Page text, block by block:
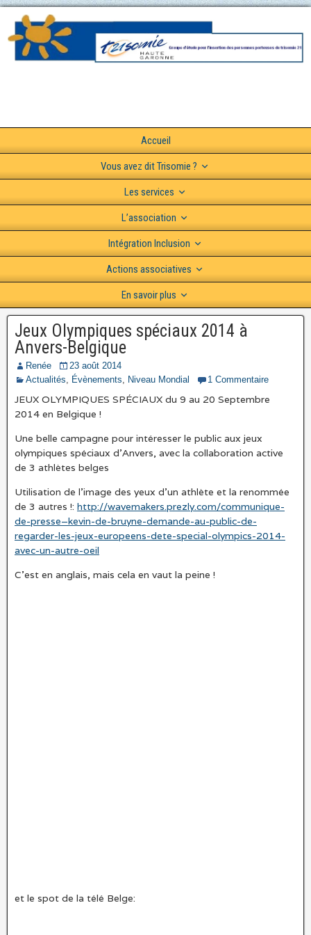
Accueil
Vous avez dit Trisomie ?
Les services
L’association
Intégration Inclusion
Actions associatives
En savoir plus
Jeux Olympiques spéciaux 2014 à
Anvers-Belgique
Renée
23 août 2014
Actualités, Évènements, Niveau Mondial 1 Commentaire
JEUX OLYMPIQUES SPÉCIAUX du 9 au 20 Septembre
2014 en Belgique !
Une belle campagne pour intéresser le public aux jeux
olympiques spéciaux d’Anvers, avec la collaboration active
de 3 athlètes belges
Utilisation de l’image des yeux d’un athlète et la renommée
de 3 autres !: http://wavemakers.prezly.com/communique-
de-presse–kevin-de-bruyne-demande-au-public-de-
regarder-les-jeux-europeens-dete-special-olympics-2014-
avec-un-autre-oeil
C’est en anglais, mais cela en vaut la peine !
et le spot de la télé Belge: